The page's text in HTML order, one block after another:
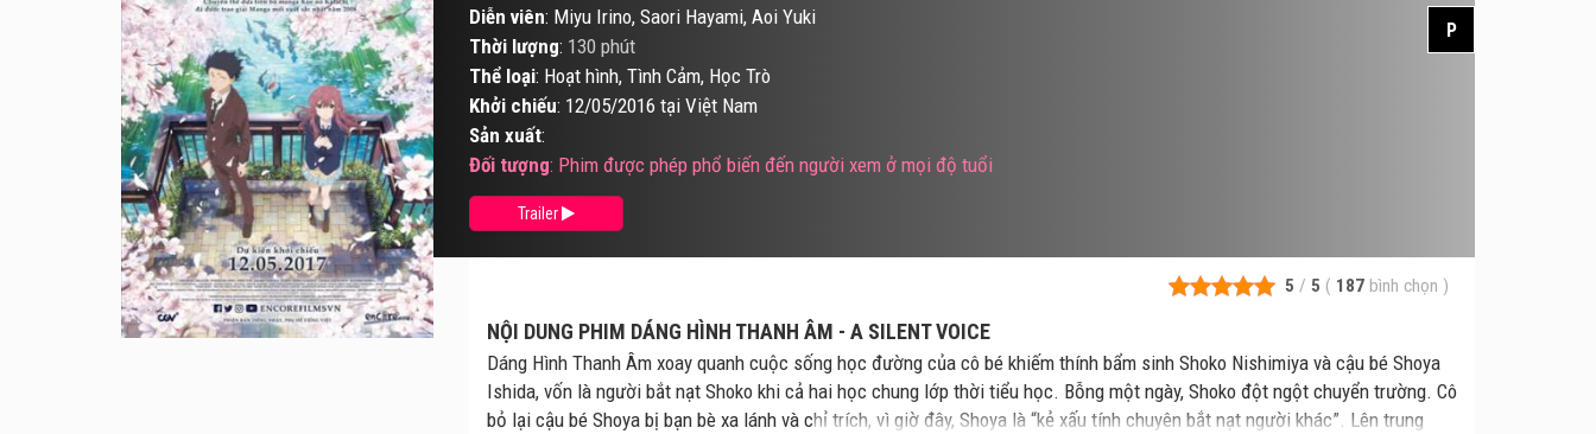
5 / 5 ( 187 bình chọn )
NỘI DUNG PHIM DÁNG HÌNH THANH ÂM - A SILENT VOICE
Dáng Hình Thanh Âm xoay quanh cuộc sống học đường của cô bé khiếm thính bẩm sinh Shoko Nishimiya và cậu bé Shoya
Ishida, vốn là người bắt nạt Shoko khi cả hai học chung lớp thời tiểu học. Bỗng một ngày, Shoko đột ngột chuyển trường. Cô
bỏ lại cậu bé Shoya bị bạn bè xa lánh và chỉ trích, vì giờ đây, Shoya là “kẻ xấu tính chuyên bắt nạt người khác”. Lên trung
Diễn viên: Miyu Irino, Saori Hayami, Aoi Yuki
Thời lượng: 130 phút
Thể loại: Hoạt hình, Tình Cảm, Học Trò
Khởi chiếu: 12/05/2016 tại Việt Nam
Sản xuất:
Đối tượng: Phim được phép phổ biến đến người xem ở mọi độ tuổi
Trailer
P